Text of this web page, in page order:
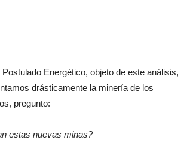
Energético, objeto de este análisis,
drásticamente la minería de los
pregunto:
estas nuevas minas?